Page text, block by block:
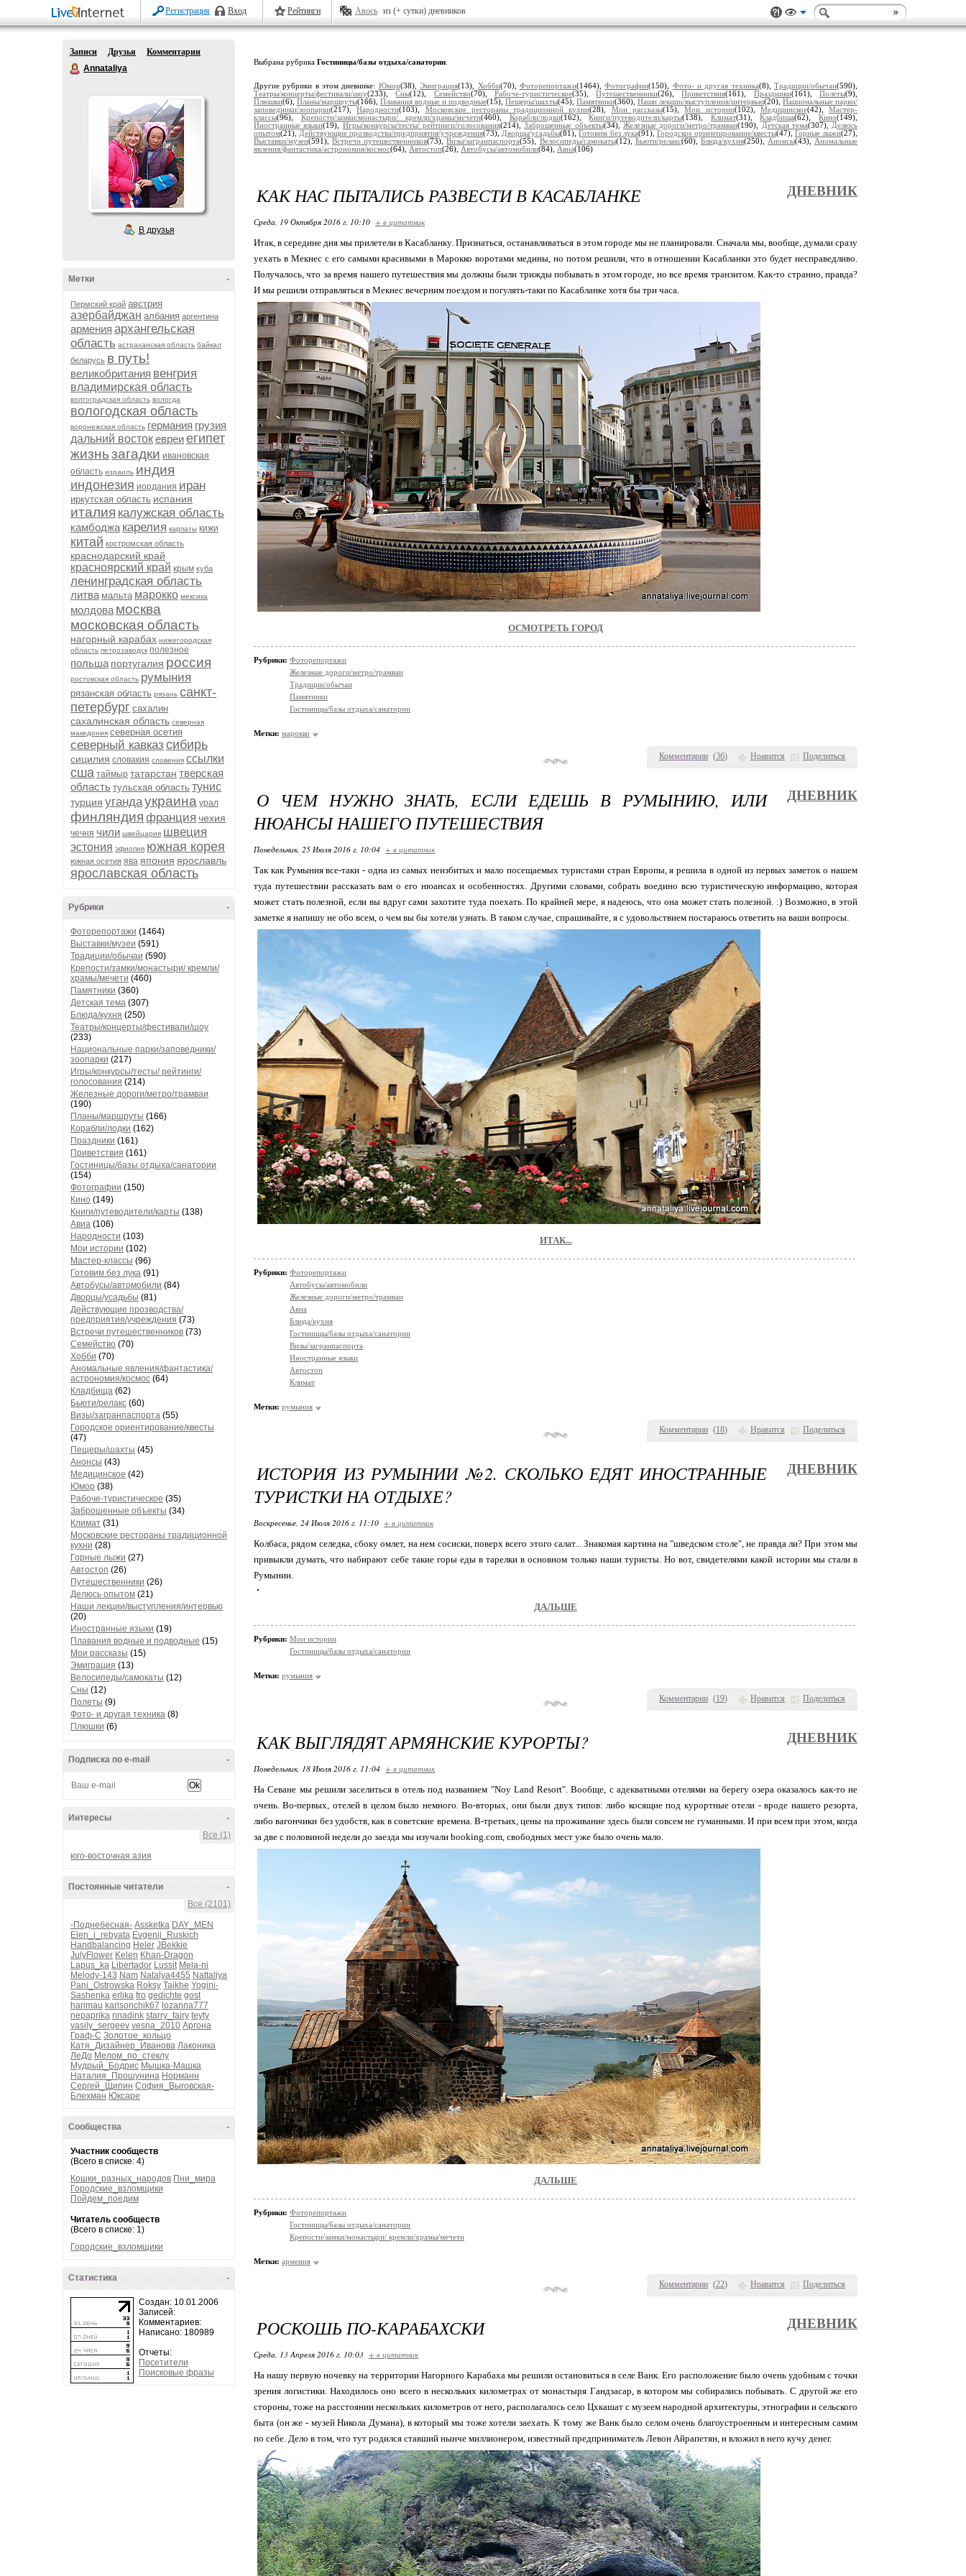
Регистрация Вход Рейтинги Авось из (+ сутки) дневников
Записи Друзья
Комментарии
Annataliya
В друзья
-
Метки
Пермский край австрия
азербайджан албания аргентина
армения архангельская
область астраханская область байкал
беларусь в путь!
великобритания венгрия
владимирская область
волгоградская область вологда
вологодская область
воронежская область германия грузия
дальний востокевреиегипет
жизньзагадки ивановская
область израиль индия
индонезия иордания иран
иркутская область испания
италия калужская область
камбоджа карелия карпаты кижи
китай костромская область
краснодарский край
красноярский край крым куба
ленинградская область
литва мальта марокко мексика
молдова москва
московская область
нагорный карабах нижегородская
область петрозаводск полезное
польша португалия россия
ростовская область румыния
рязанская область рязань санкт-
петербург сахалин
сахалинская область северная
македония северная осетия
северный кавказ сибирь
сицилия словакия словения ссылки
сша таймыр татарстан тверская
область тульская область тунис
турция угандаукраина урал
финляндия франция чехия
чечня чили швейцария швеция
эстония эфиопия южная корея
южная осетия ява япония ярославль
ярославская область
-
Рубрики
Фоторепортажи (1464)
Выставки/музеи (591)
Традиции/обычаи (590)
Крепости/замки/монастыри/ кремли/
храмы/мечети (460)
Памятники (360)
Детская тема (307)
Блюда/кухня (250)
Театры/концерты/фестивали/шоу
(233)
Национальные парки/заповедники/
зоопарки (217)
Игры/конкурсы/тесты/ рейтинги/
голосования (214)
Железные дороги/метро/трамваи
(190)
Планы/маршруты (166)
Корабли/лодки (162)
Праздники (161)
Приветствия (161)
Гостиницы/базы отдыха/санатории
(154)
Фотографии (150)
Кино (149)
Книги/путеводители/карты (138)
Авиа (106)
Народности (103)
Мои истории (102)
Мастер-классы (96)
Готовим без лука (91)
Автобусы/автомобили (84)
Дворцы/усадьбы (81)
Действующие прозводства/
предприятия/учреждения (73)
Встречи путешественников (73)
Семейство (70)
Хобби (70)
Аномальные явления/фантастика/
астрономия/космос (64)
Кладбища (62)
Бьюти/релакс (60)
Визы/загранпаспорта (55)
Городское ориентирование/квесты
(47)
Пещеры/шахты (45)
Анонсы (43)
Медицинское (42)
Юмор (38)
Рабоче-туристическое (35)
Заброшенные объекты (34)
Климат (31)
Московские рестораны традиционной
кухни (28)
Горные лыжи (27)
Автостоп (26)
Путешественники (26)
Делюсь опытом (21)
Наши лекции/выступления/интервью
(20)
Иностранные языки (19)
Плавания водные и подводные (15)
Мои рассказы (15)
Эмиграция (13)
Велосипеды/самокаты (12)
Сны (12)
Полеты (9)
Фото- и другая техника (8)
Плюшки (6)
-
Подписка по e-mail
-
Интересы
Все (1)
юго-восточная азия
-
Постоянные читатели
Все (2101)
-Поднебесная- Assketka DAY_MEN
Elen_i_rebyata Evgenij_Ruskich
Handbalancing Heler JBekkie
JulyFlower Kelen Khan-Dragon
Lapus_ka Libertador Lussit Mela-ni
Melody-143 Nam Natalya4455 Nattaliya
Pani_Ostrowska Roksy Taikhe Yogini-
Sashenka erlika fro gedichte gost
harimau karlsonchik67 lozanna777
nepaprika nnadink starry_fairy teyty
vasily_sergeev vesna_2010 Аргона
Граф-С Золотое_кольцо
Катя_Дизайнер_Иванова Лаконика
ЛеДо Мелом_по_стеклу
Мудрый_Бодрис Мышка-Машка
Наталия_Прошунина Норманн
Сергей_Щипин София_Выговская-
Блехман Юксаре
-
Сообщества
Участник сообществ
(Всего в списке: 4)
Кошки_разных_народов Пни_мира
Городские_взломщики
Пойдем_поедим
Читатель сообществ
(Всего в списке: 1)
Городские_взломщики
-
Статистика
Создан: 10.01.2006
Записей:
Комментариев:
Написано: 180989
Отчеты:
Посетители
Поисковые фразы
Выбрана рубрика Гостиницы/базы отдыха/санатории
Другие рубрики в этом дневнике: Юмор(38),Эмиграция(13), Хобби(70), Фоторепортажи(1464),Фотографии(150), Фото- и другая техника(8),Традиции/обычаи(590),
Театры/концерты/фестивали/шоу(233),Сны(12), Семейство(70), Рабоче-туристическое(35),Путешественники(26),Приветствия(161), Праздники(161),Полеты(9),
Плюшки(6), Планы/маршруты(166), Плавания водные и подводные(15), Пещеры/шахты(45), Памятники(360), Наши лекции/выступления/интервью(20), Национальные парки/
заповедники/зоопарки(217),Народности(103), Московские рестораны традиционной кухни(28), Мои рассказы(15),Мои истории(102), Медицинское(42),Мастер-
классы(96), Крепости/замки/монастыри/ кремли/храмы/мечети(460), Корабли/лодки(162),Книги/путеводители/карты(138), Климат(31),Кладбища(62),Кино(149),
Иностранные языки(19), Игры/конкурсы/тесты/ рейтинги/голосования(214),Заброшенные объекты(34), Железные дороги/метро/трамваи(190), Детская тема(307), Делюсь
опытом(21), Действующие прозводства/предприятия/учреждения(73), Дворцы/усадьбы(81),Готовим без лука(91), Городское ориентирование/квесты(47), Горные лыжи(27),
Выставки/музеи(591),Встречи путешественников(73),Визы/загранпаспорта(55), Велосипеды/самокаты(12), Бьюти/релакс(60), Блюда/кухня(250), Анонсы(43), Аномальные
явления/фантастика/астрономия/космос(64), Автостоп(26), Автобусы/автомобили(84), Авиа(106)
Комментарии (36) Нравится Поделиться
КАК НАС ПЫТАЛИСЬ РАЗВЕСТИ В КАСАБЛАНКЕ ДНЕВНИК
Среда, 19 Октября 2016 г. 10:10 + в цитатник
Итак, в середине дня мы прилетели в Касабланку. Признаться, останавливаться в этом городе мы не планировали. Сначала мы, вообще, думали сразу
уехать в Мекнес с его самыми красивыми в Марокко воротами медины, но потом решили, что в отношении Касабланки это будет несправедливо.
Получалось, что за время нашего путешествия мы должны были трижды побывать в этом городе, но все время транзитом. Как-то странно, правда?
И мы решили отправляться в Мекнес вечерним поездом и погулять-таки по Касабланке хотя бы три часа.
ОСМОТРЕТЬ ГОРОД
Рубрики: Фоторепортажи
Железные дороги/метро/трамваи
Традиции/обычаи
Памятники
Гостиницы/базы отдыха/санатории
Метки: марокко
Комментарии (18) Нравится Поделиться
О ЧЕМ НУЖНО ЗНАТЬ, ЕСЛИ ЕДЕШЬ В РУМЫНИЮ, ИЛИ
НЮАНСЫ НАШЕГО ПУТЕШЕСТВИЯ
ДНЕВНИК
Понедельник, 25 Июля 2016 г. 10:04 + в цитатник
Так как Румыния все-таки - одна из самых неизбитых и мало посещаемых туристами стран Европы, я решила в одной из первых заметок о нашем
туда путешествии рассказать вам о его нюансах и особенностях. Другими словами, собрать воедино всю туристическую информацию, которая
может стать полезной, если вы вдруг сами захотите туда поехать. По крайней мере, я надеюсь, что она может стать полезной. :) Возможно, в этой
заметке я напишу не обо всем, о чем вы бы хотели узнать. В таком случае, спрашивайте, я с удовольствием постараюсь ответить на ваши вопросы.
ИТАК...
Рубрики: Фоторепортажи
Автобусы/автомобили
Железные дороги/метро/трамваи
Авиа
Блюда/кухня
Гостиницы/базы отдыха/санатории
Визы/загранпаспорта
Иностранные языки
Автостоп
Климат
Метки: румыния
Комментарии (19) Нравится Поделиться
ИСТОРИЯ ИЗ РУМЫНИИ №2. СКОЛЬКО ЕДЯТ ИНОСТРАННЫЕ
ТУРИСТКИ НА ОТДЫХЕ?
ДНЕВНИК
Воскресенье, 24 Июля 2016 г. 11:10 + в цитатник
Колбаса, рядом селедка, сбоку омлет, на нем сосиски, поверх всего этого салат... Знакомая картина на "шведском столе", не правда ли? При этом мы
привыкли думать, что набирают себе такие горы еды в тарелки в основном только наши туристы. Но вот, свидетелями какой истории мы стали в
Румынии.
ДАЛЬШЕ
Рубрики: Мои истории
Гостиницы/базы отдыха/санатории
Метки: румыния
Комментарии (22) Нравится Поделиться
КАК ВЫГЛЯДЯТ АРМЯНСКИЕ КУРОРТЫ? ДНЕВНИК
Понедельник, 18 Июля 2016 г. 11:04 + в цитатник
На Севане мы решили заселиться в отель под названием "Noy Land Resort". Вообще, с адекватными отелями на берегу озера оказалось как-то не
очень. Во-первых, отелей в целом было немного. Во-вторых, они были двух типов: либо косящие под курортные отели - вроде нашего резорта,
либо вагончики без удобств, как в советские времена. В-третьих, цены на проживание здесь были совсем не гуманными. И при всем при этом, когда
за две с половиной недели до заезда мы изучали booking.com, свободных мест уже было очень мало.
ДАЛЬШЕ
Рубрики: Фоторепортажи
Гостиницы/базы отдыха/санатории
Крепости/замки/монастыри/ кремли/храмы/мечети
Метки: армения
РОСКОШЬ ПО-КАРАБАХСКИ ДНЕВНИК
Среда, 13 Апреля 2016 г. 10:03 + в цитатник
На нашу первую ночевку на территории Нагорного Карабаха мы решили остановиться в селе Ванк. Его расположение было очень удобным с точки
зрения логистики. Находилось оно всего в нескольких километрах от монастыря Гандзасар, в котором мы собирались побывать. С другой же его
стороны, тоже на расстоянии нескольких километров от него, располагалось село Цхкашат с музеем народной архитектуры, этнографии и сельского
быта (он же - музей Никола Думана), в который мы тоже хотели заехать. К тому же Ванк было селом очень благоустроенным и интересным самим
по себе. Дело в том, что тут родился ставший нынче миллионером, известный предприниматель Левон Айрапетян, и вложил в него кучу денег.